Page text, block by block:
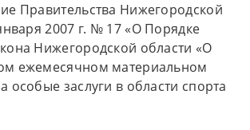
Правительства Нижегородской
2007 г. № 17 «О Порядке
Нижегородской области «О
ежемесячном материальном
особые заслуги в области спорта